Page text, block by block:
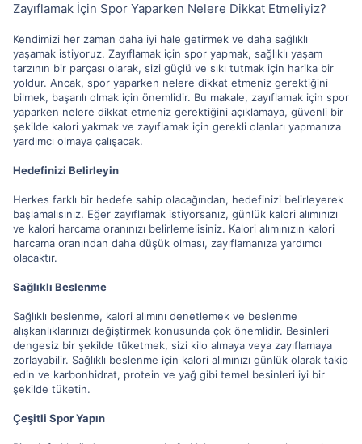
Zayıflamak İçin Spor Yaparken Nelere Dikkat Etmeliyiz?
Kendimizi her zaman daha iyi hale getirmek ve daha sağlıklı
yaşamak istiyoruz. Zayıflamak için spor yapmak, sağlıklı yaşam
tarzının bir parçası olarak, sizi güçlü ve sıkı tutmak için harika bir
yoldur. Ancak, spor yaparken nelere dikkat etmeniz gerektiğini
bilmek, başarılı olmak için önemlidir. Bu makale, zayıflamak için spor
yaparken nelere dikkat etmeniz gerektiğini açıklamaya, güvenli bir
şekilde kalori yakmak ve zayıflamak için gerekli olanları yapmanıza
yardımcı olmaya çalışacak.
Hedefinizi Belirleyin
Herkes farklı bir hedefe sahip olacağından, hedefinizi belirleyerek
başlamalısınız. Eğer zayıflamak istiyorsanız, günlük kalori alımınızı
ve kalori harcama oranınızı belirlemelisiniz. Kalori alımınızın kalori
harcama oranından daha düşük olması, zayıflamanıza yardımcı
olacaktır.
Sağlıklı Beslenme
Sağlıklı beslenme, kalori alımını denetlemek ve beslenme
alışkanlıklarınızı değiştirmek konusunda çok önemlidir. Besinleri
dengesiz bir şekilde tüketmek, sizi kilo almaya veya zayıflamaya
zorlayabilir. Sağlıklı beslenme için kalori alımınızı günlük olarak takip
edin ve karbonhidrat, protein ve yağ gibi temel besinleri iyi bir
şekilde tüketin.
Çeşitli Spor Yapın